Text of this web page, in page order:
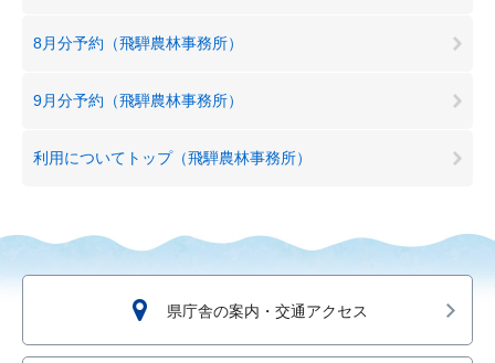
8月分予約（飛騨農林事務所）
9月分予約（飛騨農林事務所）
利用についてトップ（飛騨農林事務所）
県庁舎の案内・交通アクセス